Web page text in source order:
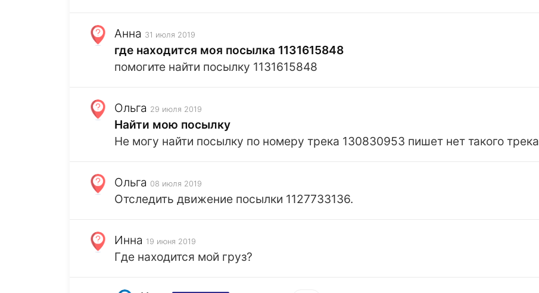
Анна 31 июля 2019
где находится моя посылка 1131615848
помогите найти посылку 1131615848
Ольга 29 июля 2019
Найти мою посылку
Не могу найти посылку по номеру трека 130830953 пишет нет такого трека
Ольга 08 июля 2019
Отследить движение посылки 1127733136.
Инна 19 июня 2019
Где находится мой груз?